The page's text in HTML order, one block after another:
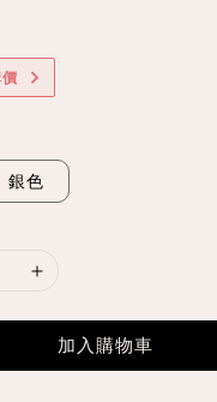
銀色
加入購物車